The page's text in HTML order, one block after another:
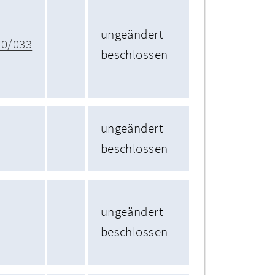
033
ungeändert
beschlossen
ungeändert
beschlossen
ungeändert
beschlossen